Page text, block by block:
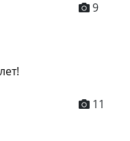
9
11